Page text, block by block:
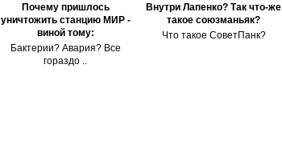
Почему пришлось
уничтожить станцию МИР -
виной тому:
Бактерии? Авария? Все
гораздо ..
Внутри Лапенко? Так что-же
такое союзманьяк?
Что такое СоветПанк?